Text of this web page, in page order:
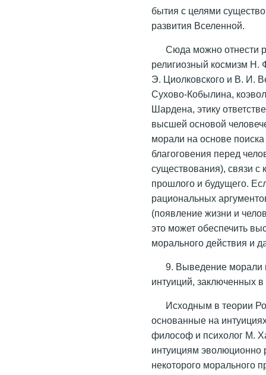
бытия с целями
развития Вселенной.
Сюда можно отнести
религиозный космизм Н.
Э. Циолковского и В. И.
Сухово-Кобылина,
Шардена, этику
высшей основой
морали на основе
благоговения перед
существования), связи с
прошлого и будущего.
рациональных
(появление жизни и
это может обеспечить
морального действия и
9. Выведение морали
интуиций, заключенных
Исходным в теории
основанные на
философ и психолог М.
интуициям эволюционно
некоторого морального